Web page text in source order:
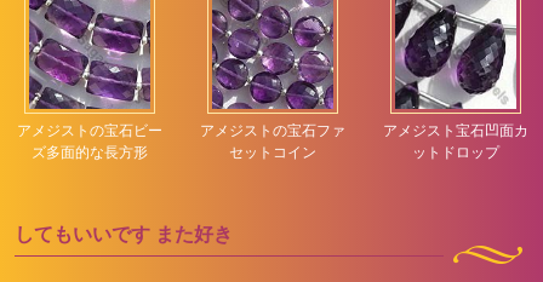
アメジストの宝石ビー
ズ多面的な長方形
アメジストの宝石ファ
セットコイン
アメジスト宝石凹面カ
ットドロップ
してもいいです また好き